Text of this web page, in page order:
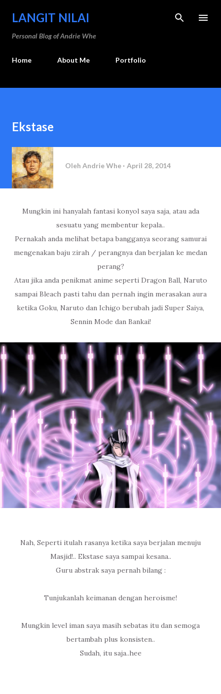
Langsung ke konten utama
LANGIT NILAI
Personal Blog of Andrie Whe
Home About Me Portfolio
Ekstase
Oleh Andrie Whe April 28, 2014
Mungkin ini hanyalah fantasi konyol saya saja, atau ada
sesuatu yang membentur kepala..
Pernakah anda melihat betapa bangganya seorang samurai
mengenakan baju zirah / perangnya dan berjalan ke medan
perang?
Atau jika anda penikmat anime seperti Dragon Ball, Naruto
sampai Bleach pasti tahu dan pernah ingin merasakan aura
ketika Goku, Naruto dan Ichigo berubah jadi Super Saiya,
Sennin Mode dan Bankai!
Nah, Seperti itulah rasanya ketika saya berjalan menuju
Masjid!.. Ekstase saya sampai kesana..
Guru abstrak saya pernah bilang :
Tunjukanlah keimanan dengan heroisme!
Mungkin level iman saya masih sebatas itu dan semoga
bertambah plus konsisten..
Sudah, itu saja..hee